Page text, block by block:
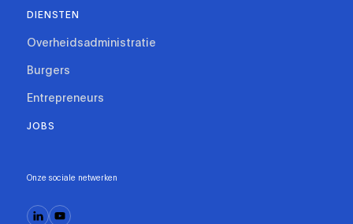
DIENSTEN
Overheidsadministratie
Burgers
Entrepreneurs
JOBS
Onze sociale netwerken